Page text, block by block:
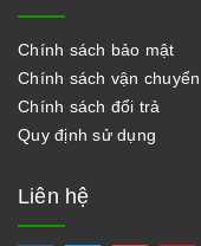
Chính sách bảo mật
Chính sách vận chuyển
Chính sách đổi trả
Quy định sử dụng
Liên hệ